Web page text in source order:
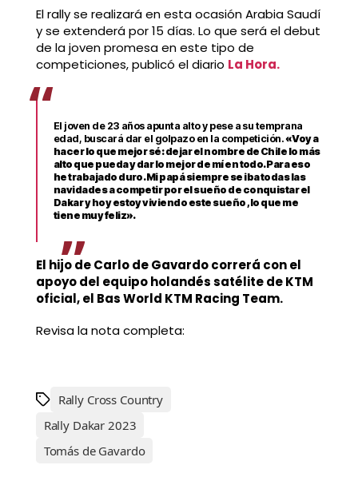
El rally se realizará en esta ocasión Arabia Saudí
y se extenderá por 15 días. Lo que será el debut
de la joven promesa en este tipo de
competiciones, publicó el diario La Hora.
El joven de 23 años apunta alto y pese a su temprana
edad, buscará dar el golpazo en la competición.«Voy a
hacer lo que mejor sé: dejar el nombre de Chile lo más
alto que pueda y dar lo mejor de mí en todo. Para eso
he trabajado duro. Mi papá siempre se iba todas las
navidades a competir por el sueño de conquistar el
Dakar y hoy estoy viviendo este sueño , lo que me
tiene muy feliz».
El hijo de Carlo de Gavardo correrá con el
apoyo del equipo holandés satélite de KTM
oficial, el Bas World KTM Racing Team.
Revisa la nota completa:
Rally Cross Country
Rally Dakar 2023
Tomás de Gavardo